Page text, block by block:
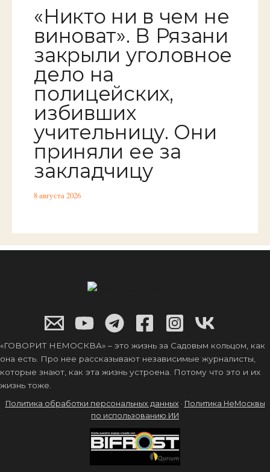
«Никто ни в чем не
виноват». В Рязани
закрыли уголовное
дело на
полицейских,
избивших
учительницу. Они
приняли ее за
закладчицу
8 августа 2026
«ГОВОРИТ НЕМОСКВА» – это жизнь за Садовым кольцом, как
она есть. Про нее рассказывают независимые журналисты,
которые знают, как эта жизнь устроена. Потому что это и их
жизнь тоже.
Политика обработки персональных данных · Политика НеМосквы
по использованию ИИ